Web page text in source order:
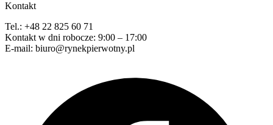
Kontakt
Tel.: +48 22 825 60 71
Kontakt w dni robocze: 9:00 – 17:00
E-mail: biuro@rynekpierwotny.pl